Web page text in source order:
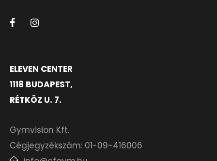
ELEVEN CENTER
1118 BUDAPEST,
RÉTKÖZ U. 7.
Gymvision Kft.
Cégjegyzékszám: 01-09-416006